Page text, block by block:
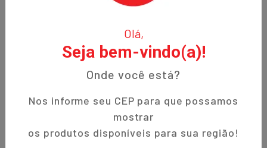
Olá,
Seja bem-vindo(a)!
Onde você está?
Nos informe seu CEP para que possamos
mostrar
os produtos disponíveis para sua região!
Termos de Uso
Política de Privacidade
Trocas e Devoluções